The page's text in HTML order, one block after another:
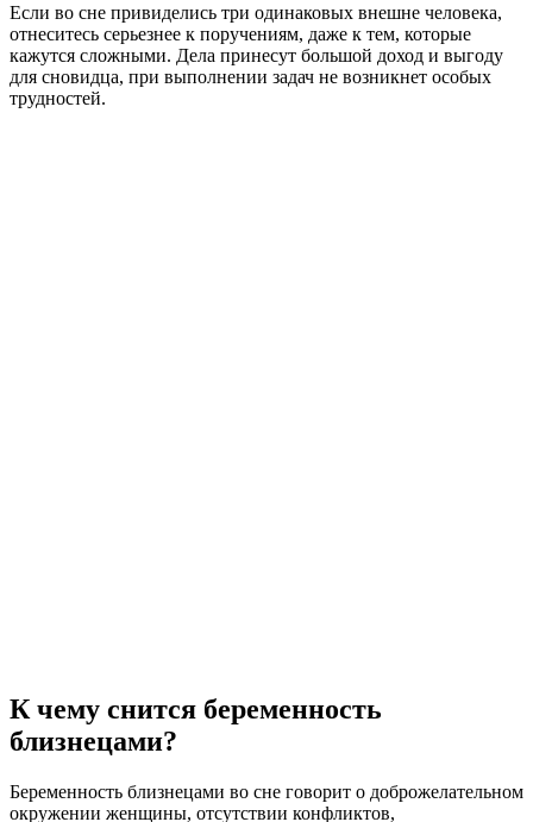
Если во сне привиделись три одинаковых внешне человека,
отнеситесь серьезнее к поручениям, даже к тем, которые
кажутся сложными. Дела принесут большой доход и выгоду
для сновидца, при выполнении задач не возникнет особых
трудностей.
К чему снится беременность
близнецами?
Беременность близнецами во сне говорит о доброжелательном
окружении женщины, отсутствии конфликтов,